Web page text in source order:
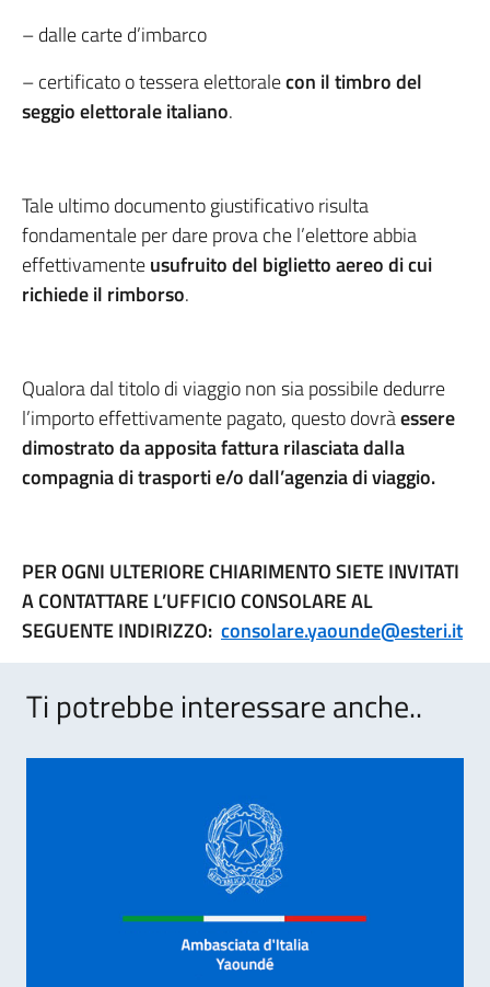
– dalle carte d’imbarco
– certificato o tessera elettoralecon il timbro del
seggio elettorale italiano.
Tale ultimo documento giustificativo risulta
fondamentale per dare prova che l’elettore abbia
effettivamenteusufruito del biglietto aereo di cui
richiede il rimborso.
Qualora dal titolo di viaggio non sia possibile dedurre
l’importo effettivamente pagato, questo dovràessere
dimostrato da apposita fattura rilasciata dalla
compagnia di trasporti e/o dall’agenzia di viaggio.
PER OGNI ULTERIORE CHIARIMENTO SIETE INVITATI
A CONTATTARE L’UFFICIO CONSOLARE AL
SEGUENTE INDIRIZZO: consolare.yaounde@esteri.it
Ti potrebbe interessare anche..